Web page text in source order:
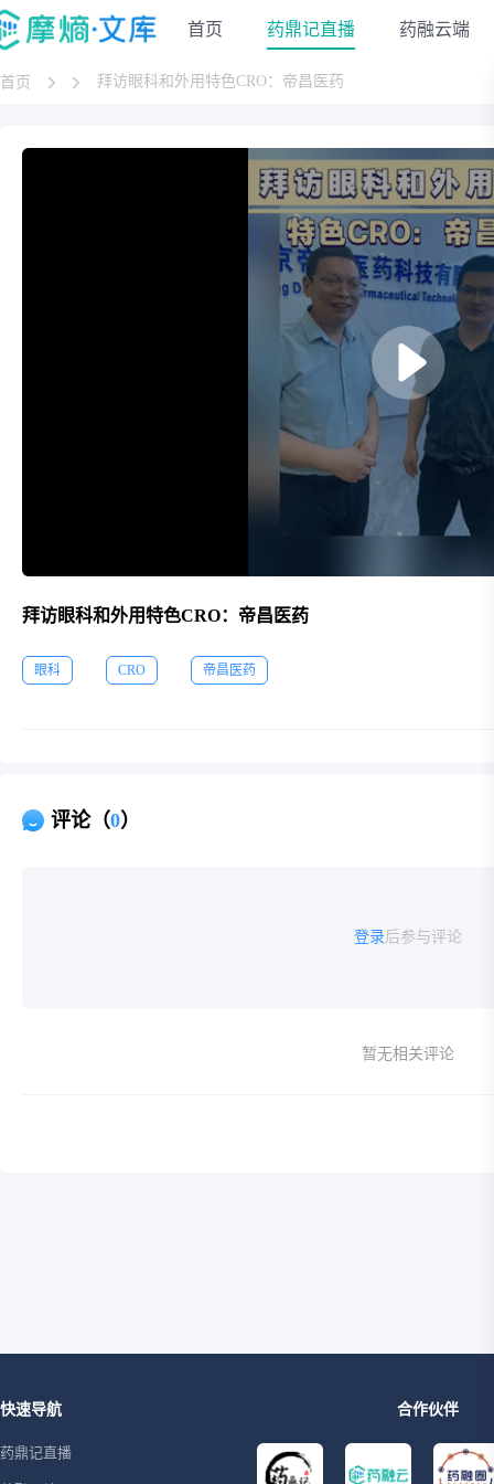
首页 药鼎记直播 药融云端
首页 拜访眼科和外用特色CRO：帝昌医药
拜访眼科和外用特色CRO：帝昌医药
眼科 CRO 帝昌医药
评论（0）
登录后参与评论
暂无相关评论
快速导航
药鼎记直播
合作伙伴